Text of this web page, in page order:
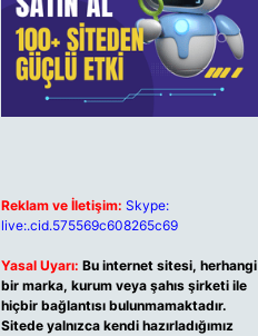
Reklam ve İletişim: Skype:
live:.cid.575569c608265c69
Yasal Uyarı: Bu internet sitesi, herhangi
bir marka, kurum veya şahıs şirketi ile
hiçbir bağlantısı bulunmamaktadır.
Sitede yalnızca kendi hazırladığımız